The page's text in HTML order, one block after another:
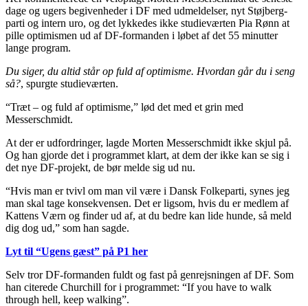
dage og ugers begivenheder i DF med udmeldelser, nyt Støjberg-
parti og intern uro, og det lykkedes ikke studieværten Pia Rønn at
pille optimismen ud af DF-formanden i løbet af det 55 minutter
lange program.
Du siger, du altid står op fuld af optimisme. Hvordan går du i seng
så?, spurgte studieværten.
“Træt – og fuld af optimisme,” lød det med et grin med
Messerschmidt.
At der er udfordringer, lagde Morten Messerschmidt ikke skjul på.
Og han gjorde det i programmet klart, at dem der ikke kan se sig i
det nye DF-projekt, de bør melde sig ud nu.
“Hvis man er tvivl om man vil være i Dansk Folkeparti, synes jeg
man skal tage konsekvensen. Det er ligsom, hvis du er medlem af
Kattens Værn og finder ud af, at du bedre kan lide hunde, så meld
dig dog ud,” som han sagde.
Lyt til “Ugens gæst” på P1 her
Selv tror DF-formanden fuldt og fast på genrejsningen af DF. Som
han citerede Churchill for i programmet: “If you have to walk
through hell, keep walking”.